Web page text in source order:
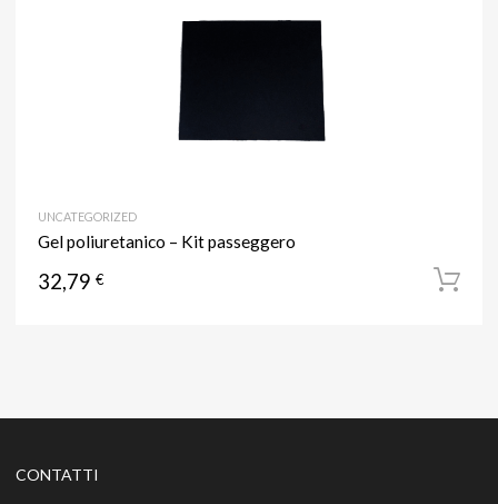
UNCATEGORIZED
Gel poliuretanico – Kit passeggero
32,79 €
CONTATTI